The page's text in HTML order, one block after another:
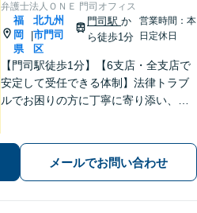
弁護士法人ＯＮＥ 門司オフィス
福
岡
県
|
北九州
市門司
区
門司駅 か
ら徒歩1分
営業時間：本
日定休日
【門司駅徒歩1分】【6支店・全支店で
安定して受任できる体制】法律トラブ
ルでお困りの方に丁寧に寄り添い、納
りの方はぜひご相談ください【駐車場
メールでお問い合わせ